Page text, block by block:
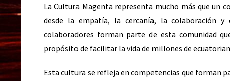
La Cultura Magenta representa mucho más que un
desde la empatía, la cercanía, la colaboración y
colaboradores forman parte de esta comunidad
propósito de facilitar la vida de millones de
Esta cultura se refleja en competencias que forman